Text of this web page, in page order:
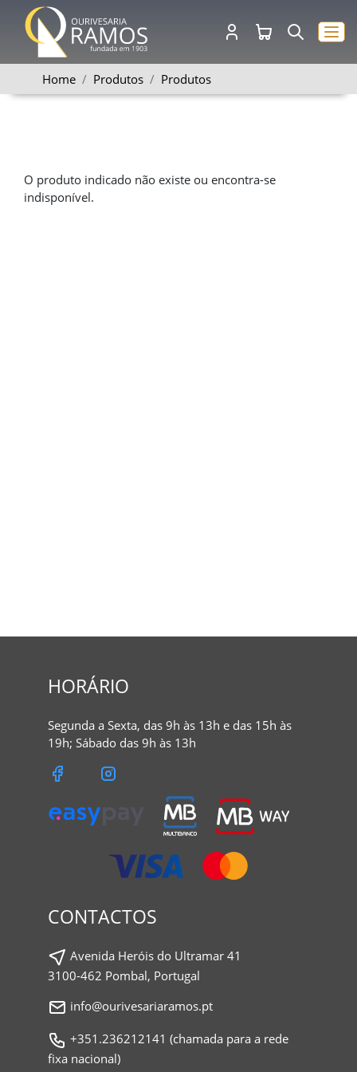
Home Produtos Produtos
O produto indicado não existe ou encontra-se
indisponível.
HORÁRIO
Segunda a Sexta, das 9h às 13h e das 15h às
19h; Sábado das 9h às 13h
CONTACTOS
Avenida Heróis do Ultramar 41
3100-462 Pombal, Portugal
info@ourivesariaramos.pt
+351.236212141 (chamada para a rede
fixa nacional)